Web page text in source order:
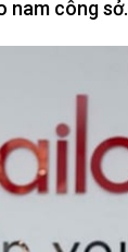
nam công sở.